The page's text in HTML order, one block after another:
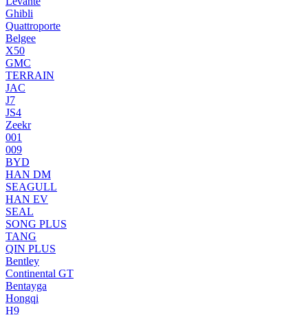
Ghibli
Quattroporte
Belgee
X50
GMC
TERRAIN
JAC
J7
JS4
Zeekr
001
009
BYD
HAN DM
SEAGULL
HAN EV
SEAL
SONG PLUS
TANG
QIN PLUS
Bentley
Continental GT
Bentayga
Hongqi
H9